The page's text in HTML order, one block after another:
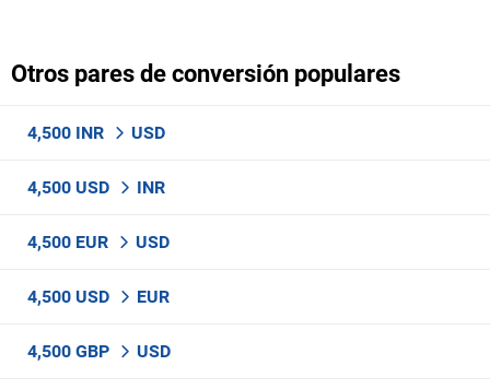
Otros pares de conversión populares
4,500 INR USD
4,500 USD INR
4,500 EUR USD
4,500 USD EUR
4,500 GBP USD